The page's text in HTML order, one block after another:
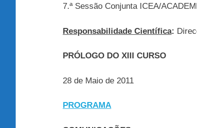
7.ª Sessão Conjunta ICEA/
Responsabilidade Científica:
PRÓLOGO DO XIII CURSO
28 de Maio de 2011
PROGRAMA